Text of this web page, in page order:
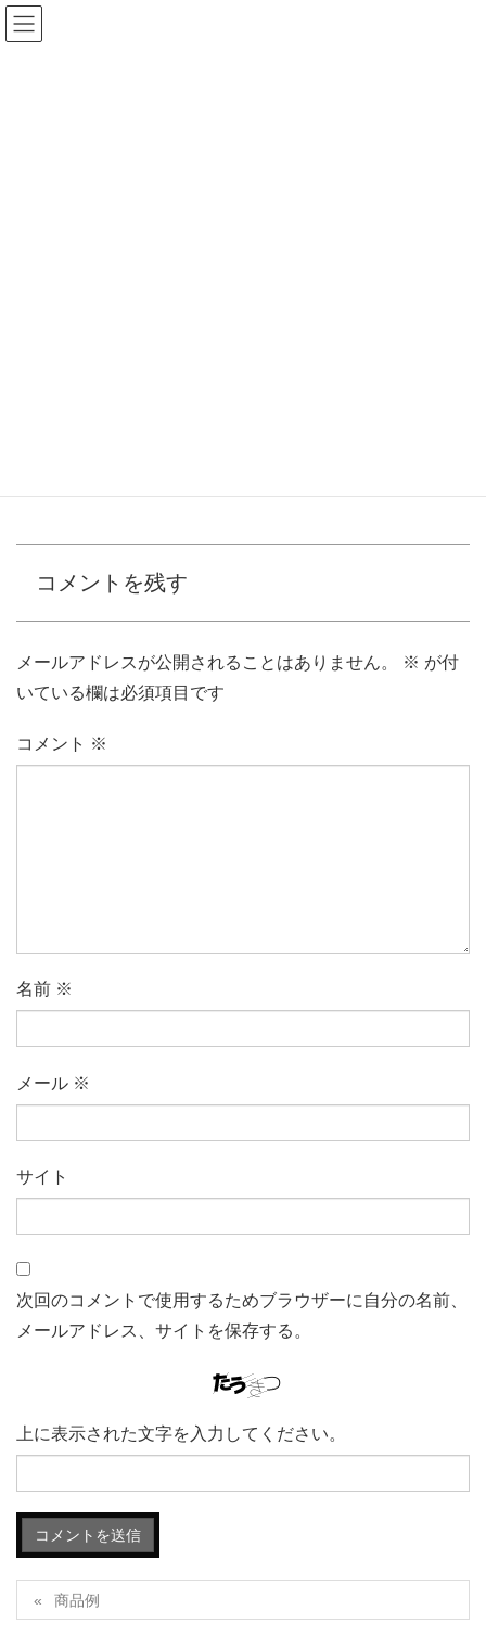
コメントを残す
メールアドレスが公開されることはありません。 ※ が付
いている欄は必須項目です
コメント ※
名前 ※
メール ※
サイト
次回のコメントで使用するためブラウザーに自分の名前、
メールアドレス、サイトを保存する。
上に表示された文字を入力してください。
商品例